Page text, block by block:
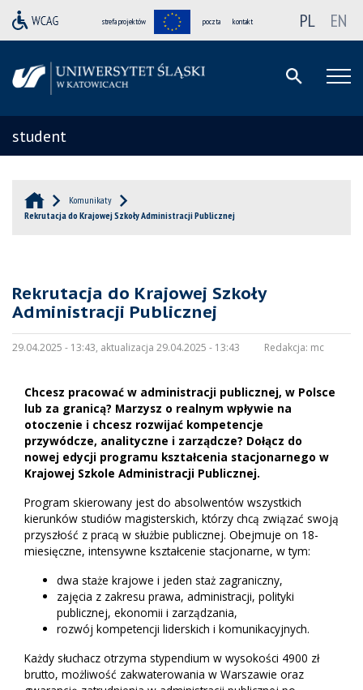
strefa projektów poczta kontakt PL EN
student
Komunikaty
Rekrutacja do Krajowej Szkoły Administracji Publicznej
Rekrutacja do Krajowej Szkoły
Administracji Publicznej
29.04.2025 - 13:43, aktualizacja 29.04.2025 - 13:43 Redakcja: mc
Chcesz pracować w administracji publicznej, w Polsce
lub za granicą? Marzysz o realnym wpływie na
otoczenie i chcesz rozwijać kompetencje
przywódcze, analityczne i zarządcze? Dołącz do
nowej edycji programu kształcenia stacjonarnego w
Krajowej Szkole Administracji Publicznej.
Program skierowany jest do absolwentów wszystkich
kierunków studiów magisterskich, którzy chcą związać swoją
przyszłość z pracą w służbie publicznej. Obejmuje on 18-
miesięczne, intensywne kształcenie stacjonarne, w tym:
dwa staże krajowe i jeden staż zagraniczny,
zajęcia z zakresu prawa, administracji, polityki
publicznej, ekonomii i zarządzania,
rozwój kompetencji liderskich i komunikacyjnych.
Każdy słuchacz otrzyma stypendium w wysokości 4900 zł
brutto, możliwość zakwaterowania w Warszawie oraz